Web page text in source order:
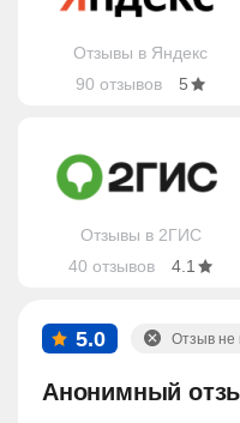
Отзывы в Яндекс
90 отзывов
5
Отзывы в 2ГИС
40 отзывов
4.1
5.0
Анонимный
Отзыв не